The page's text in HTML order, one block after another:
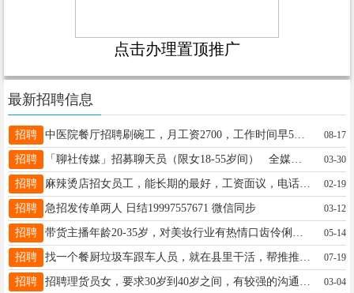
点击办理置顶推广
最新招聘信息
招聘 中医院餐厅招聘刷碗工，月工资2700，工作时间早5到晚7，早8到晚7，中午晚上供两顿饭，活不累，要求长期，联系电话:17504558589 08-17
招聘 「聊社传媒」招募聊天员（限女18-55岁间） 全媒体投放，绿色互动聊天，简单轻松居家可做，无需要任何费用， 电话☎️：18246037338 03-30
招聘 麻辣烫店招女员工，能长期的最好，工资面议，电话15845080375 02-19
招聘 急招发传单两人 日结19997557671 微信同步 03-12
招聘 05-14
招聘 07-19
招聘 03-04